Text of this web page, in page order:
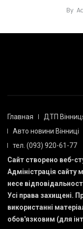
By
Главная ДТП
Авто новини Вінниці
тел. (093) 920-61-77
Сайт створено веб-
Адміністрація сайту
несе
Усі права захищені.
використанні
обов'язковим (для